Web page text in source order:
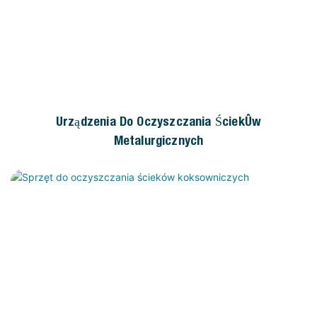
Urządzenia Do Oczyszczania Ścieków
Metalurgicznych